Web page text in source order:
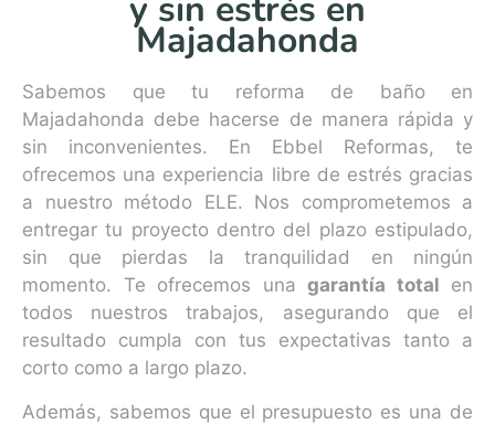
y sin estrés en
Majadahonda
Sabemos que tu reforma de baño en
Majadahonda debe hacerse de manera rápida y
sin inconvenientes. En Ebbel Reformas, te
ofrecemos una experiencia libre de estrés gracias
a nuestro método ELE. Nos comprometemos a
entregar tu proyecto dentro del plazo estipulado,
sin que pierdas la tranquilidad en ningún
momento. Te ofrecemos una garantía total en
todos nuestros trabajos, asegurando que el
resultado cumpla con tus expectativas tanto a
corto como a largo plazo.
Además, sabemos que el presupuesto es una de